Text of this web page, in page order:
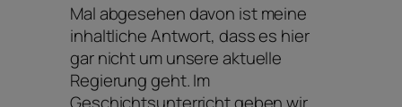
Mal abgesehen davon ist meine
inhaltliche Antwort, dass es hier
gar nicht um unsere aktuelle
Regierung geht. Im
Geschichtsunterricht geben wir